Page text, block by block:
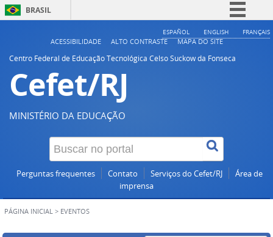
BRASIL
Simplifique!
ESPAÑOL ENGLISH FRANÇAIS
ACESSIBILIDADE ALTO CONTRASTE
MAPA DO SITE
Centro Federal de Educação Tecnológica Celso Suckow da Fonseca
Cefet/RJ
MINISTÉRIO DA EDUCAÇÃO
Perguntas frequentes Contato Serviços do Cefet/RJ
Área de
imprensa
PÁGINA INICIAL > EVENTOS